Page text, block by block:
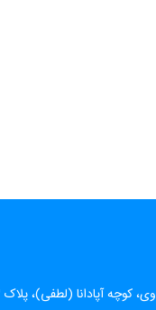
کوچه آپادانا (لطفی)، پلاک ۳